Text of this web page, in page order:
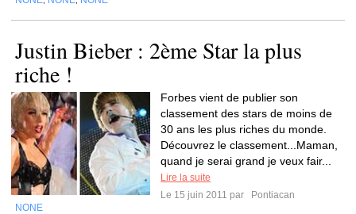
Justin Bieber : 2ème Star la plus
riche !
Forbes vient de publier son
classement des stars de moins de
30 ans les plus riches du monde.
Découvrez le classement...Maman,
quand je serai grand je veux fair...
Lire la suite
Le 15 juin 2011 par
Pontiacan
NONE